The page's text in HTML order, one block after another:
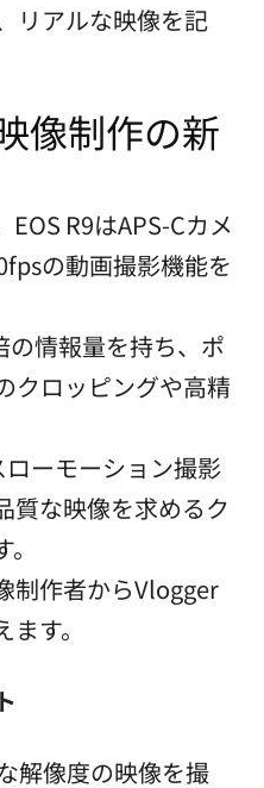
リアルな映像を記
像制作の新
R9はAPS-Cカメ
の動画撮影機能を
の情報量を持ち、ポ
クロッピングや高精
ーモーション撮影
質な映像を求めるク
制作者からVlogger
す。
解像度の映像を撮